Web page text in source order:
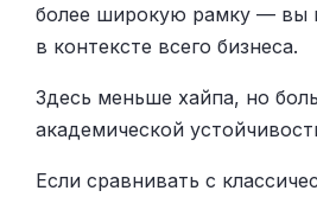
более широкую рамку — вы
в контексте всего бизнеса.
Здесь меньше хайпа, но
академической
Если сравнивать с